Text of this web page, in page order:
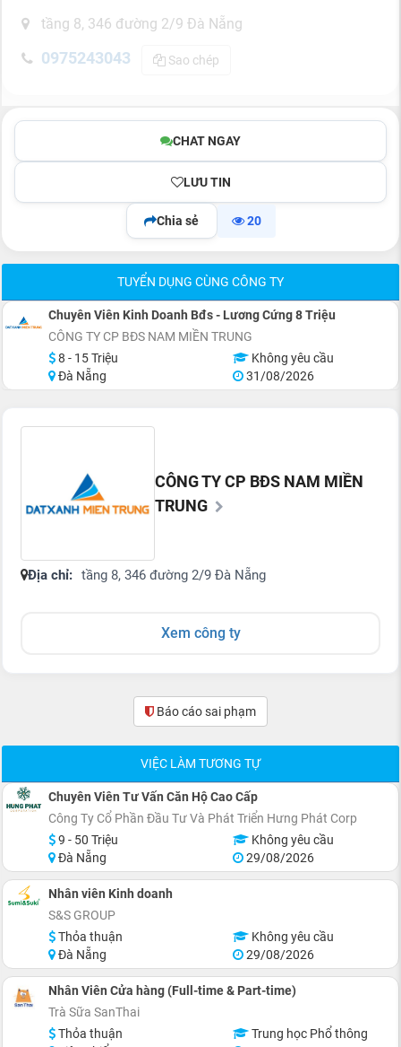
tầng 8, 346 đường 2/9 Đà Nẵng
0975243043 Sao chép
CHAT NGAY
LƯU TIN
Chia sẻ 20
TUYỂN DỤNG CÙNG CÔNG TY
Chuyên Viên Kinh Doanh Bđs - Lương Cứng 8 Triệu
CÔNG TY CP BĐS NAM MIỀN TRUNG
8 - 15 Triệu
Không yêu cầu
Đà Nẵng
31/08/2026
CÔNG TY CP BĐS NAM MIỀN
TRUNG
Địa chỉ: tầng 8, 346 đường 2/9 Đà Nẵng
Xem công ty
Báo cáo sai phạm(0)
VIỆC LÀM TƯƠNG TỰ
Chuyên Viên Tư Vấn Căn Hộ Cao Cấp
Công Ty Cổ Phần Đầu Tư Và Phát Triển Hưng Phát Corp
9 - 50 Triệu
Không yêu cầu
Đà Nẵng
29/08/2026
Nhân viên Kinh doanh
S&S GROUP
Thỏa thuận
Không yêu cầu
Đà Nẵng
29/08/2026
Nhân Viên Cửa hàng (Full-time & Part-time)
Trà Sữa SanThai
Thỏa thuận
Trung học Phổ thông